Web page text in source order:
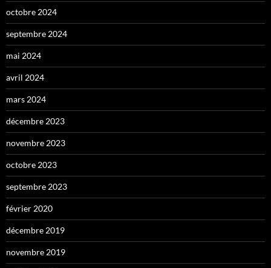
octobre 2024
septembre 2024
mai 2024
avril 2024
mars 2024
décembre 2023
novembre 2023
octobre 2023
septembre 2023
février 2020
décembre 2019
novembre 2019